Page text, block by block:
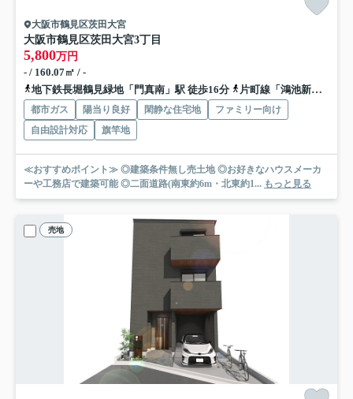
大阪市鶴見区茨田大宮
大阪市鶴見区茨田大宮3丁目
5,800万円
- / 160.07㎡ / -
地下鉄長堀鶴見緑地「門真南」駅 徒歩16分
片町線「鴻池新田」駅 徒歩20分
都市ガス 陽当り良好 閑静な住宅地
ファミリー向け
自由設計対応
旗竿地
≪おすすめポイント≫ ◎建築条件無し売土地 ◎お好きなハウスメーカ
ーや工務店で建築可能 ◎二面道路(南東約6m・北東約1... もっと見る
売地